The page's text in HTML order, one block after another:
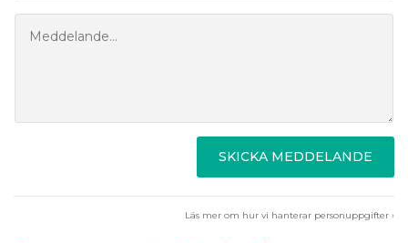
SKICKA MEDDELANDE
Läs mer om hur vi hanterar personuppgifter ›